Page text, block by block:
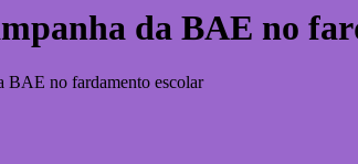
da BAE no
BAE no fardamento escolar